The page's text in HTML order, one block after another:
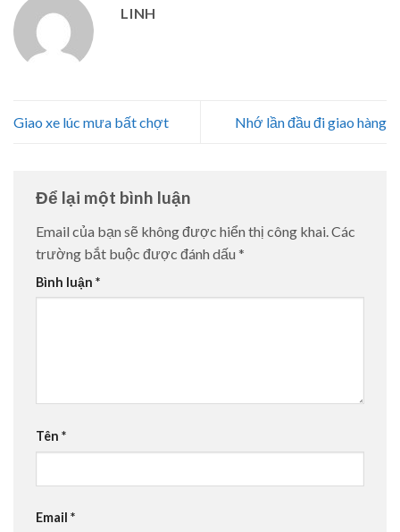
LINH
Giao xe lúc mưa bất chợt Nhớ lần đầu đi giao hàng
Để lại một bình luận
Email của bạn sẽ không được hiển thị công khai. Các
trường bắt buộc được đánh dấu *
Bình luận *
Tên *
Email *